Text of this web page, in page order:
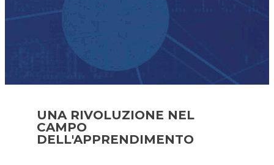
UNA RIVOLUZIONE NEL
CAMPO
DELL'APPRENDIMENTO